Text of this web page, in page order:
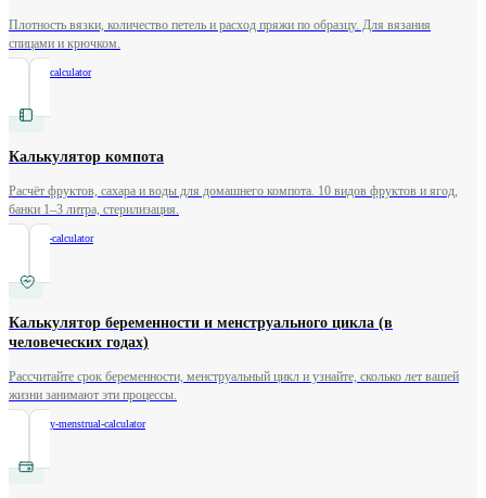
Плотность вязки, количество петель и расход пряжи по образцу. Для вязания
спицами и крючком.
knitting-calculator
Калькулятор компота
Расчёт фруктов, сахара и воды для домашнего компота. 10 видов фруктов и ягод,
банки 1–3 литра, стерилизация.
compote-calculator
Калькулятор беременности и менструального цикла (в
человеческих годах)
Рассчитайте срок беременности, менструальный цикл и узнайте, сколько лет вашей
жизни занимают эти процессы.
pregnancy-menstrual-calculator